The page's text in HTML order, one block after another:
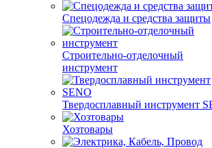
Спецодежда и средства защиты
Строительно-отделочный
инструмент
Твердосплавный инструмент
Хозтовары